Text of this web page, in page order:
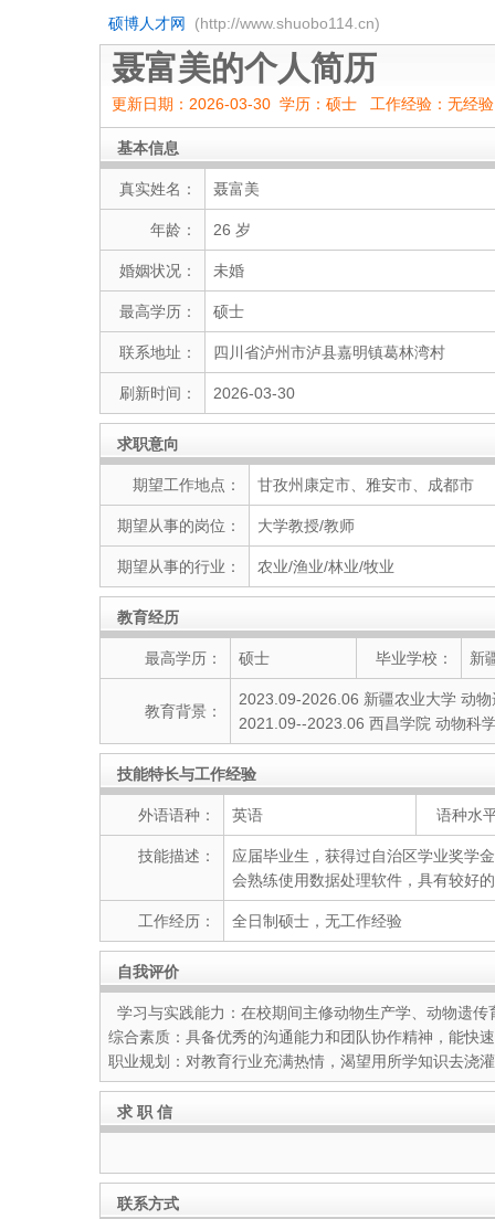
硕博人才网 (http://www.shuobo114.cn)
聂富美的个人简历
更新日期：2026-03-30 学历：硕士 工作经验：无经
基本信息
真实姓名： 聂富美
年龄： 26 岁
婚姻状况： 未婚
最高学历： 硕士
联系地址： 四川省泸州市泸县嘉明镇葛林湾村
刷新时间： 2026-03-30
求职意向
期望工作地点： 甘孜州康定市、雅安市、成都市
期望从事的岗位： 大学教授/教师
期望从事的行业： 农业/渔业/林业/牧业
教育经历
最高学历： 硕士 毕业学校： 新
教育背景：
2023.09-2026.06 新疆农业大学 动
2021.09--2023.06 西昌学院 动物科
技能特长与工作经验
外语语种： 英语 语种水
技能描述：
应届毕业生，获得过自治区学业奖学金
会熟练使用数据处理软件，具有较好
工作经历： 全日制硕士，无工作经验
自我评价
学习与实践能力：在校期间主修动物生产学、动物遗
综合素质：具备优秀的沟通能力和团队协作精神，能快
职业规划：对教育行业充满热情，渴望用所学知识去浇
求 职 信
联系方式